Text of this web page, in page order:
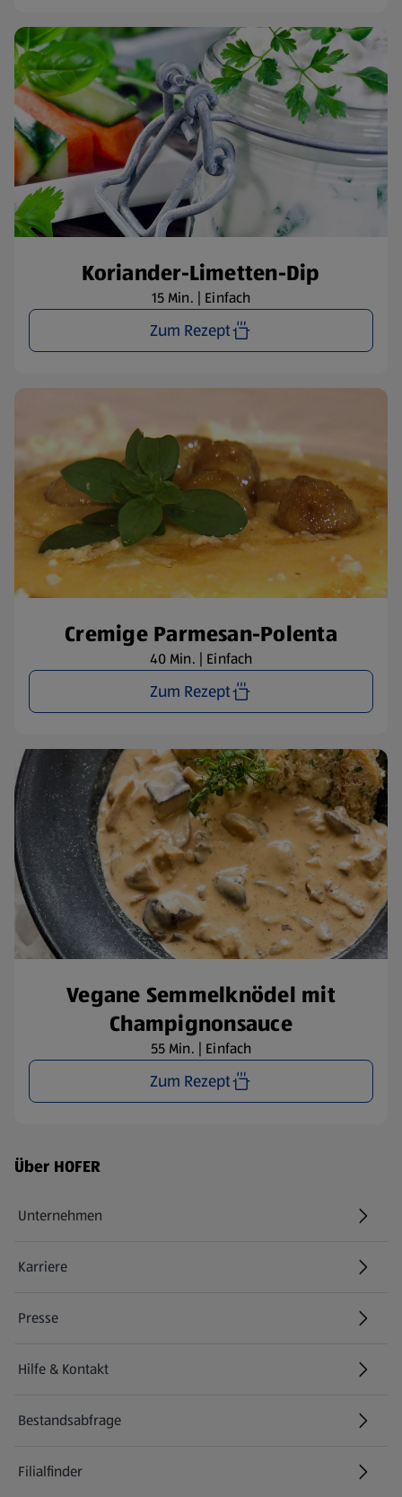
Koriander-Limetten-Dip
15 Min. | Einfach
Zum Rezept
Cremige Parmesan-Polenta
40 Min. | Einfach
Zum Rezept
Vegane Semmelknödel mit
Champignonsauce
55 Min. | Einfach
Zum Rezept
Fußzeilenmenü - weitere Links
Über HOFER
Unternehmen
Karriere
(öffnet in einem neuen Tab)
Presse
Hilfe & Kontakt
(öffnet in einem neuen Tab)
Bestandsabfrage
(öffnet in einem neuen Tab)
Filialfinder